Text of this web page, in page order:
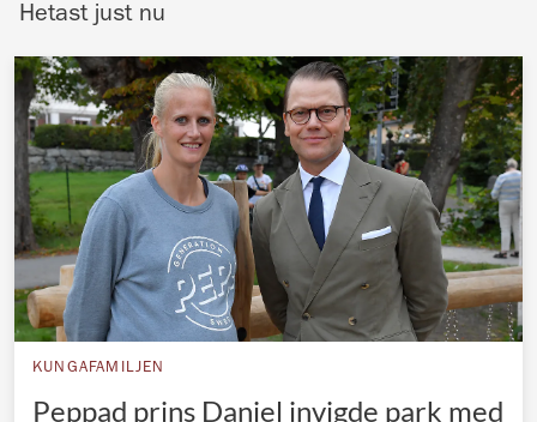
Nederländska kungahuset
Belgiska kungahuset
Jordanska kungahuset
Luxemburgska storhertighuset
Japanska kejsarhuset
Thailändska kungahuset
Marockanska kungahuset
Hetast just nu
KUNGAFAMILJEN
Peppad prins Daniel invigde park med